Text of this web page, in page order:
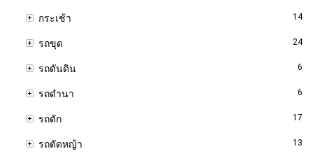
กระเช้า 14
รถขุด 24
รถดันดิน 6
รถดำนา 6
รถตัก 17
รถตัดหญ้า 13